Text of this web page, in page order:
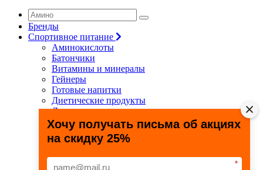
Бренды
Спортивное питание
Аминокислоты
Батончики
Витамины и минералы
Гейнеры
Готовые напитки
Диетические продукты
Для связок и суставов
Жиросжигатели
Здоровье и долголетие
Креатин
Специальные препараты
Хочу получать письма об акциях
на скидку 25%
*